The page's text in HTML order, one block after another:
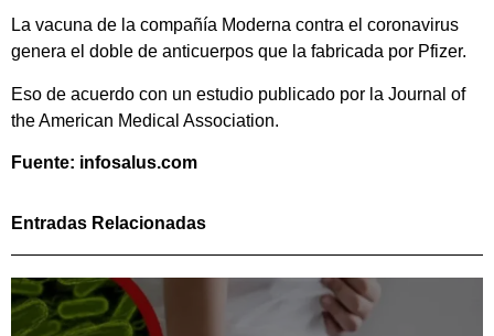
La vacuna de la compañía Moderna contra el coronavirus
genera el doble de anticuerpos que la fabricada por Pfizer.
Eso de acuerdo con un estudio publicado por la Journal of
the American Medical Association.
Fuente: infosalus.com
Entradas Relacionadas